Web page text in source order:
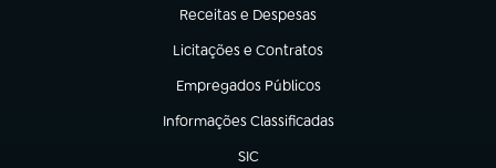
Receitas e Despesas
(abre em nova aba)
Licitações e Contratos
(abre em nova aba)
Empregados Públicos
(abre em nova aba)
Informações Classificadas
(abre em nova aba)
SIC
(abre em nova aba)